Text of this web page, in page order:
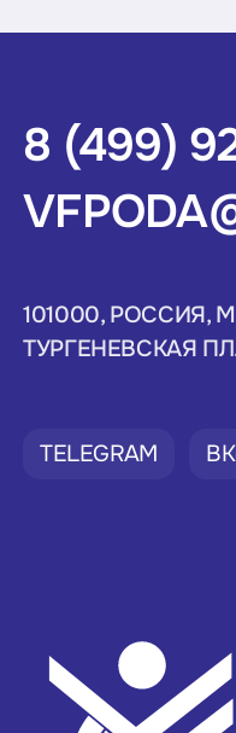
8 (499)
101000, РОССИЯ,
ТУРГЕНЕВСКАЯ
TELEGRAM